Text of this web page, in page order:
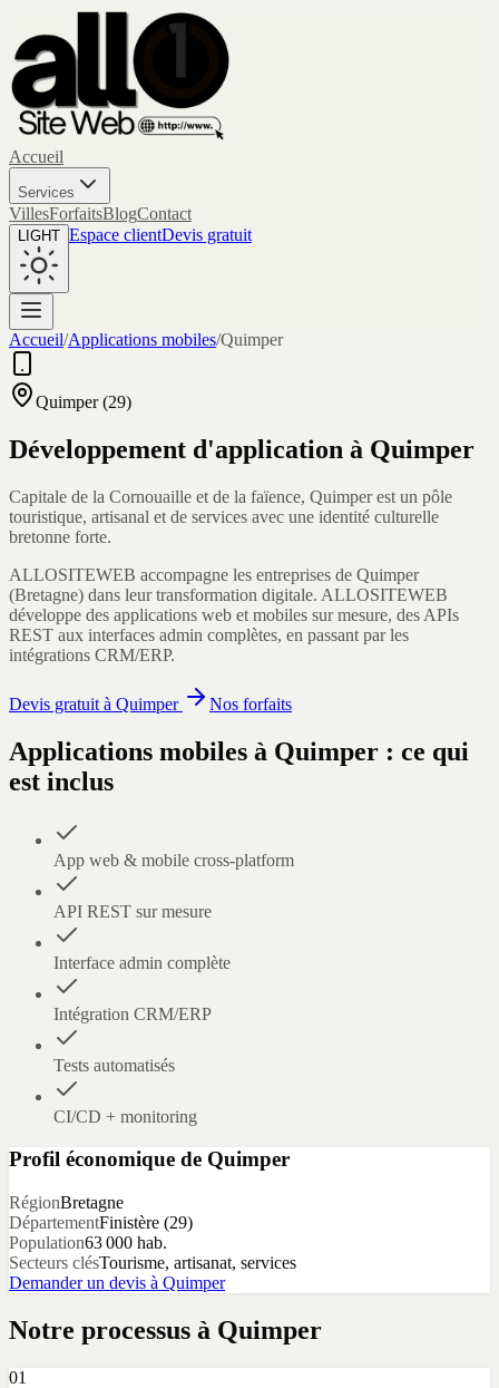
Accueil
Services
VillesForfaitsBlogContact
LIGHT Espace clientDevis gratuit
Accueil/Applications mobiles/Quimper
Quimper(29)
Développement d'application à Quimper
Capitale de la Cornouaille et de la faïence, Quimper est un pôle
touristique, artisanal et de services avec une identité culturelle
bretonne forte.
ALLOSITEWEB accompagne les entreprises de Quimper
(Bretagne) dans leur transformation digitale. ALLOSITEWEB
développe des applications web et mobiles sur mesure, des APIs
REST aux interfaces admin complètes, en passant par les
intégrations CRM/ERP.
Devis gratuit à Quimper Nos forfaits
Applications mobiles à Quimper : ce qui
est inclus
App web & mobile cross-platform
API REST sur mesure
Interface admin complète
Intégration CRM/ERP
Tests automatisés
CI/CD + monitoring
Profil économique de Quimper
RégionBretagne
DépartementFinistère (29)
Population63 000 hab.
Secteurs clésTourisme, artisanat, services
Demander un devis à Quimper
Notre processus à Quimper
01